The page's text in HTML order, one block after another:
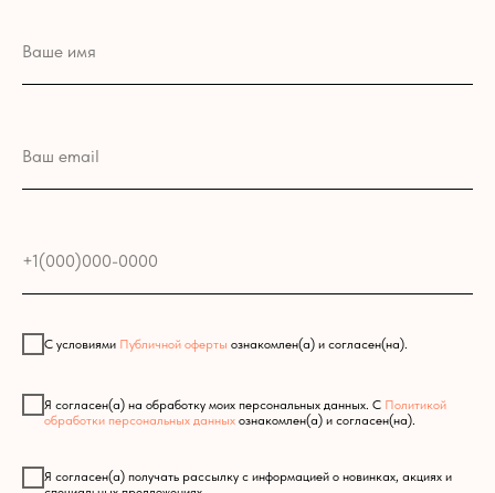
С условиями Публичной оферты ознакомлен(а) и согласен(на).
Я согласен(а) на обработку моих персональных данных. С Политикой
обработки персональных данных ознакомлен(а) и согласен(на).
Я согласен(а) получать рассылку с информацией о новинках, акциях и